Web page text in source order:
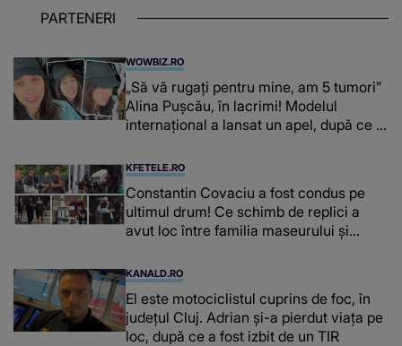
PARTENERI
WOWBIZ.RO
„Să vă rugați pentru mine, am 5 tumori”
Alina Pușcău, în lacrimi! Modelul
internațional a lansat un apel, după ce a
KFETELE.RO
Constantin Covaciu a fost condus pe
ultimul drum! Ce schimb de replici a
avut loc între familia maseurului și
caracterul și obrazul.”
KANALD.RO
El este motociclistul cuprins de foc, în
județul Cluj. Adrian și-a pierdut viața pe
loc, după ce a fost izbit de un TIR